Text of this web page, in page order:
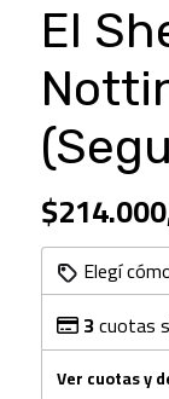
El
Elegí
3cuotas
Ver cuotas y